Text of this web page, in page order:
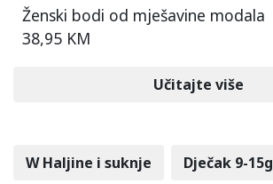
Ženski bodi od mješavine modala
38,95 KM
Učitajte više
W Haljine i suknje Dječak 9-15g